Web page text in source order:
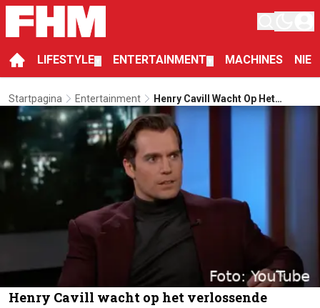
LIFESTYLE ENTERTAINMENT MACHINES
Startpagina Entertainment
Henry Cavill Wacht Op Het
Verlossende Telefoontje Om De
Nieuwe James Bond Te Worden
Henry Cavill wacht op het verlossende